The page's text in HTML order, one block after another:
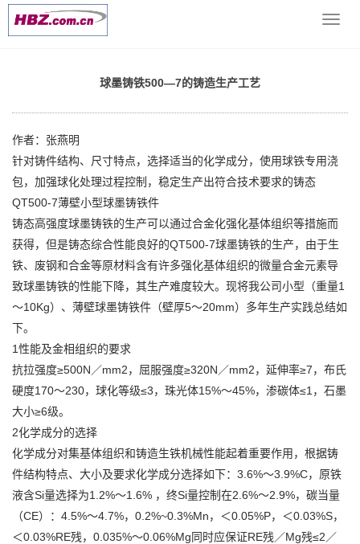
导
当前位置：网站首页
>> 球墨铸铁500—7的铸
球墨铸铁500—7的铸造生产工艺
作者：张燕明
针对铸件结构、尺寸特点，选择适当的化学成分，使用球铁专用浇
包，加强球化处理过程控制，稳定生产出符合技术要求的铸态
QT500-7薄壁小型球墨铸铁件
铸态高强度球墨铸铁的生产可以通过合金化强化基体组织等措施而
获得，但是铸态综合性能良好的QT500-7球墨铸铁的生产，由于生
铁、废钢和合金等原材料含有许多强化基体组织的微量合金元素导
致球墨铸铁的性能下降，其生产难度较大。现将我公司小型（重量1
～10Kg）、薄壁球墨铸铁件（壁厚5～20mm）多年生产实践总结如
下。
1性能及金相组织的要求
抗拉强度≥500N／mm2，屈服强度≥320N／mm2，延伸率≥7，布氏
硬度170～230，球化等级≤3，珠光体15%～45%，渗碳体≤1，石墨
大小≥6级。
2化学成分的选择
化学成分对集基体组织和铸造生铁机械性能起着重要作用，根据铸
件结构特点、大小及要求化学成分选择如下：3.6%～3.9%C，原铁
液含Si量选择为1.2%～1.6% ，终Si量控制在2.6%～2.9%，碳当量
（CE）：4.5%～4.7%，0.2%~0.3%Mn，＜0.05%P，＜0.03%S，
＜0.03%RE残，0.035%～0.06%Mg同时应保证RE残／Mg残≤2／